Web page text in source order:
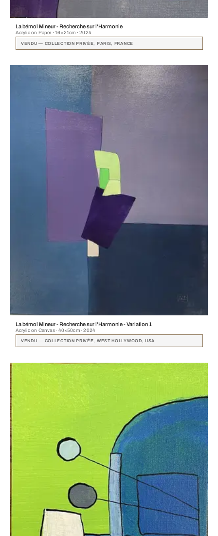
La bémol Mineur - Recherche sur l'Harmonie
Acrylic on Paper · 16×21cm · 2024
VENDU — COLLECTION PRIVÉE, PARIS, FRANCE
La bémol Mineur - Recherche sur l'Harmonie - Variation 1
Acrylic on Canvas · 40×50cm · 2024
VENDU — COLLECTION PRIVÉE, WEST HOLLYWOOD, USA